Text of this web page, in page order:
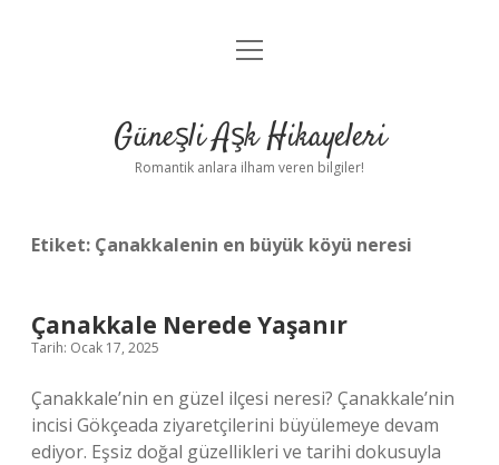
Anasayfa
Yasal Uyarı
menüyü
Güneşli Aşk Hikayeleri
Romantik anlara ilham veren bilgiler!
Etiket: Çanakkalenin en büyük köyü neresi
Çanakkale Nerede Yaşanır
Tarih: Ocak 17, 2025
Çanakkale’nin en güzel ilçesi neresi? Çanakkale’nin
incisi Gökçeada ziyaretçilerini büyülemeye devam
ediyor. Eşsiz doğal güzellikleri ve tarihi dokusuyla